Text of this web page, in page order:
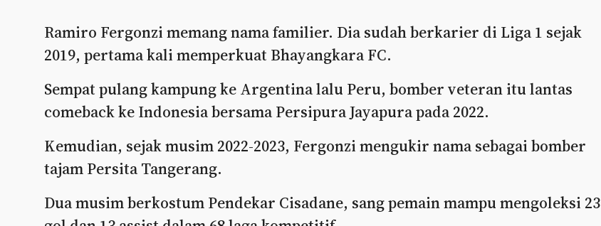
Ramiro Fergonzi memang nama familier. Dia sudah berkarier di Liga 1 sejak
2019, pertama kali memperkuat Bhayangkara FC.
Sempat pulang kampung ke Argentina lalu Peru, bomber veteran itu lantas
comeback ke Indonesia bersama Persipura Jayapura pada 2022.
Kemudian, sejak musim 2022-2023, Fergonzi mengukir nama sebagai bomber
tajam Persita Tangerang.
Dua musim berkostum Pendekar Cisadane, sang pemain mampu mengoleksi 23